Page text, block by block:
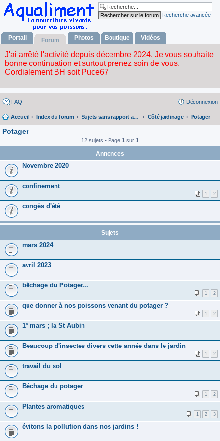
Recherche avancée
Portail Forum Photos Boutique Vidéos
FAQ Déconnexion
Accueil Index du forum Sujets sans rapport avec la nourriture vivante Côté jardinage Potager
Potager
12 sujets • Page 1 sur 1
Annonces
Novembre 2020
confinement
1 2
congès d'été
Sujets
mars 2024
avril 2023
bêchage du Potager...
1 2
que donner à nos poissons venant du potager ?
1 2
1° mars ; la St Aubin
Beaucoup d'insectes divers cette année dans le jardin
1 2
travail du sol
Bêchage du potager
1 2
Plantes aromatiques
1 2 3
évitons la pollution dans nos jardins !